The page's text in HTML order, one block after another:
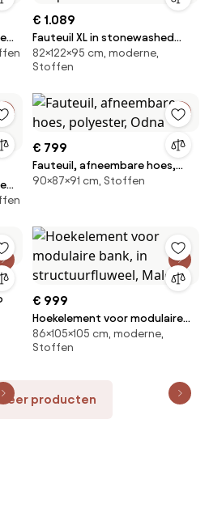
€ 1.089
Fauteuil XL in stonewashed
fluweel, Neo Chiquito
82×122×95 cm, moderne,
Stoffen
€ 799
Fauteuil, afneembare hoes,
polyester, Odna
90×87×91 cm, Stoffen
€ 999
Hoekelement voor modulaire
bank, in structuurfluweel, Malo
86×105×105 cm, moderne,
Stoffen
producten